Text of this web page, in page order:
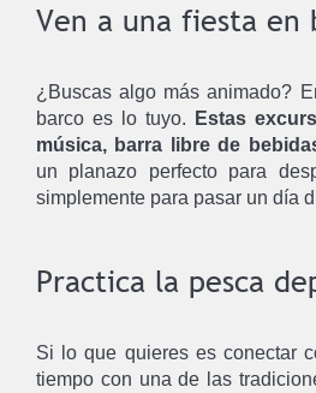
Ven a una fiesta en
¿Buscas algo más animado?
barco es lo tuyo.
Estas
música, barra libre de
un planazo perfecto para
simplemente para pasar un día
Practica la pesca
Si lo que quieres es conectar
tiempo con una de las